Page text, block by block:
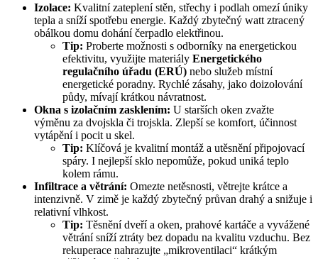
Izolace: Kvalitní zateplení stěn, střechy i podlah omezí úniky
tepla a sníží spotřebu energie. Každý zbytečný watt ztracený
obálkou domu dohání čerpadlo elektřinou.
Tip: Proberte možnosti s odborníky na energetickou
efektivitu, využijte materiály Energetického
regulačního úřadu (ERÚ) nebo služeb místní
energetické poradny. Rychlé zásahy, jako doizolování
půdy, mívají krátkou návratnost.
Okna s izolačním zasklením: U starších oken zvažte
výměnu za dvojskla či trojskla. Zlepší se komfort, účinnost
vytápění i pocit u skel.
Tip: Klíčová je kvalitní montáž a utěsnění připojovací
spáry. I nejlepší sklo nepomůže, pokud uniká teplo
kolem rámu.
Infiltrace a větrání: Omezte netěsnosti, větrejte krátce a
intenzivně. V zimě je každý zbytečný průvan drahý a snižuje i
relativní vlhkost.
Tip: Těsnění dveří a oken, prahové kartáče a vyvážené
větrání sníží ztráty bez dopadu na kvalitu vzduchu. Bez
rekuperace nahrazujte „mikroventilaci“ krátkým